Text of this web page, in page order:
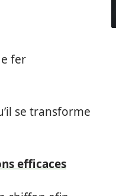
fer
se transforme
efficaces